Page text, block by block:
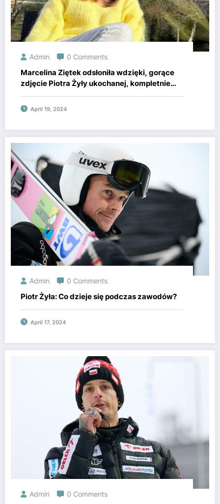
Admin 0 Comments
Marcelina Ziętek odsłoniła wdzięki, gorące
zdjęcie Piotra Żyły ukochanej, kompletnie
bez ubrań!
April 19, 2024
Admin 0 Comments
Piotr Żyła: Co dzieje się podczas zawodów?
April 17, 2024
Admin 0 Comments